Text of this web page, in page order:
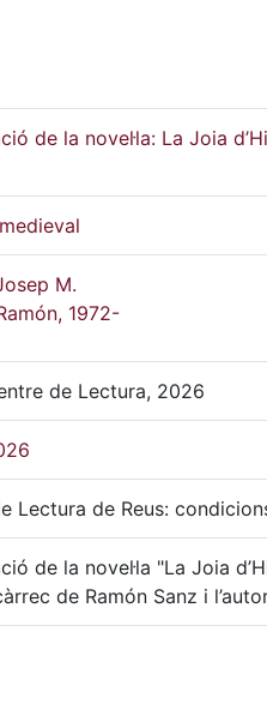
de la novel·la: La Joia
M.
1972-
de Lectura, 2026
Lectura de Reus:
de la novel·la "La Joia
de Ramón Sanz i